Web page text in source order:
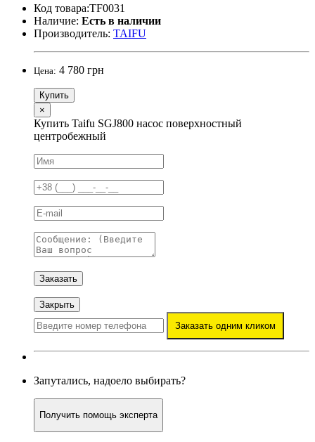
Код товара:TF0031
Наличие: Есть в наличии
Производитель: TAIFU
Цена: 4 780 грн
Купить
×
Купить Taifu SGJ800 насос поверхностный
центробежный
Заказать
Закрыть
Заказать одним кликом
Запутались, надоело выбирать?
Получить помощь эксперта